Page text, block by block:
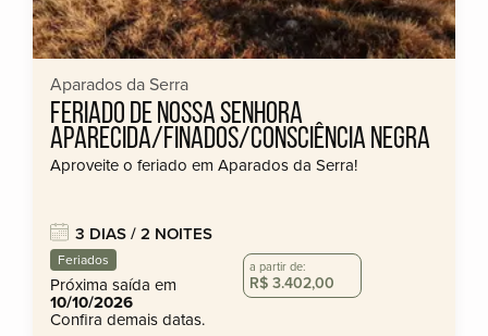
Aparados da Serra
FERIADO DE NOSSA SENHORA
APARECIDA/FINADOS/CONSCIÊNCIA NEGRA
Aproveite o feriado em Aparados da Serra!
3 DIAS / 2 NOITES
Feriados
Próxima saída em
10/10/2026
Confira demais datas.
a partir de:
R$ 3.402,00